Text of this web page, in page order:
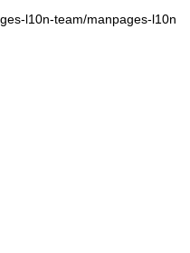
l10n-team/manpages-l10n